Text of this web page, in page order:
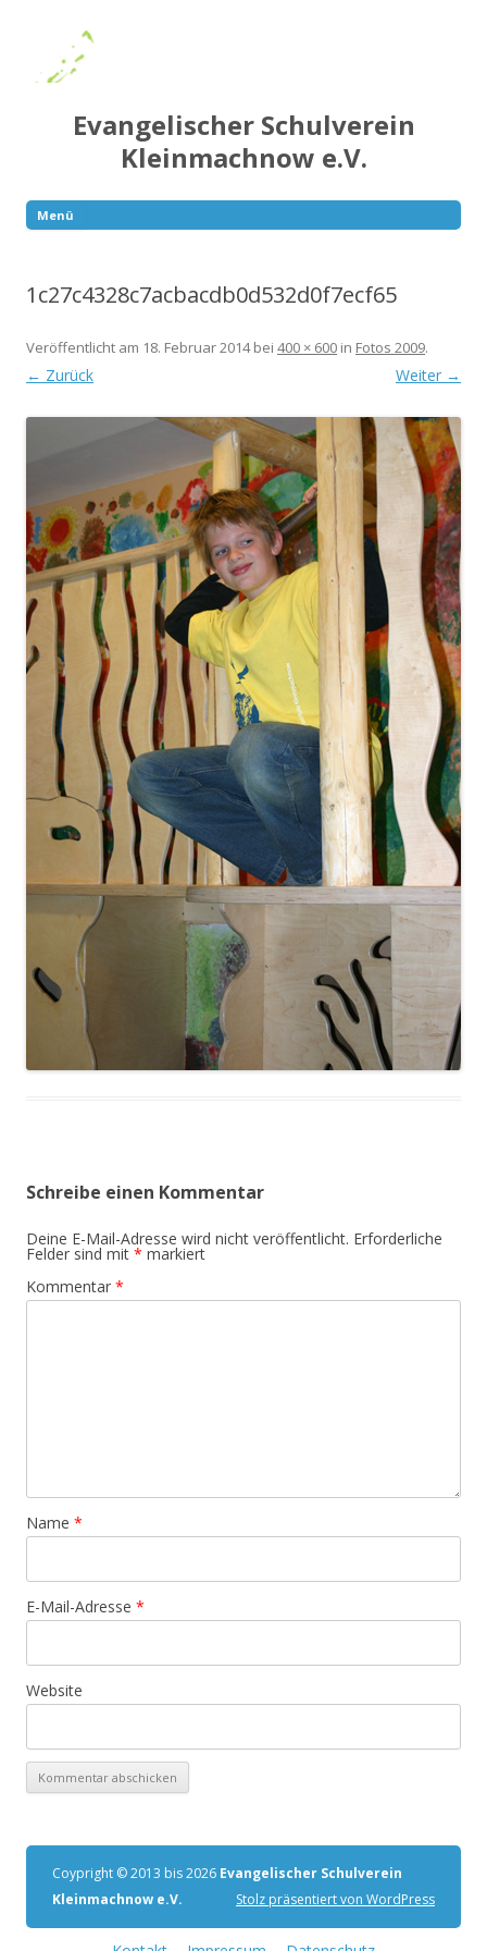
Evangelischer Schulverein
Kleinmachnow e.V.
Menü
1c27c4328c7acbacdb0d532d0f7ecf65
Veröffentlicht am 18. Februar 2014bei 400 × 600 in Fotos 2009.
← Zurück Weiter →
Schreibe einen Kommentar
Deine E-Mail-Adresse wird nicht veröffentlicht. Erforderliche
Felder sind mit * markiert
Kommentar *
Name *
E-Mail-Adresse *
Website
Coypright © 2013 bis 2026 Evangelischer Schulverein
Kleinmachnow e.V.
Stolz präsentiert von WordPress